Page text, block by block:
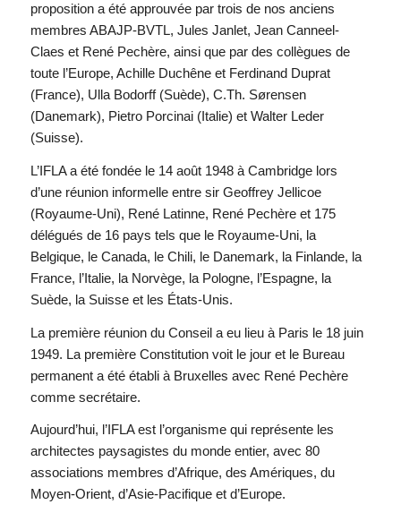
proposition a été approuvée par trois de nos anciens
membres ABAJP-BVTL, Jules Janlet, Jean Canneel-
Claes et René Pechère, ainsi que par des collègues de
toute l’Europe, Achille Duchêne et Ferdinand Duprat
(France), Ulla Bodorff (Suède), C.Th. Sørensen
(Danemark), Pietro Porcinai (Italie) et Walter Leder
(Suisse).
L’IFLA a été fondée le 14 août 1948 à Cambridge lors
d’une réunion informelle entre sir Geoffrey Jellicoe
(Royaume-Uni), René Latinne, René Pechère et 175
délégués de 16 pays tels que le Royaume-Uni, la
Belgique, le Canada, le Chili, le Danemark, la Finlande, la
France, l’Italie, la Norvège, la Pologne, l’Espagne, la
Suède, la Suisse et les États-Unis.
La première réunion du Conseil a eu lieu à Paris le 18 juin
1949. La première Constitution voit le jour et le Bureau
permanent a été établi à Bruxelles avec René Pechère
comme secrétaire.
Aujourd’hui, l’IFLA est l’organisme qui représente les
architectes paysagistes du monde entier, avec 80
associations membres d’Afrique, des Amériques, du
Moyen-Orient, d’Asie-Pacifique et d’Europe.